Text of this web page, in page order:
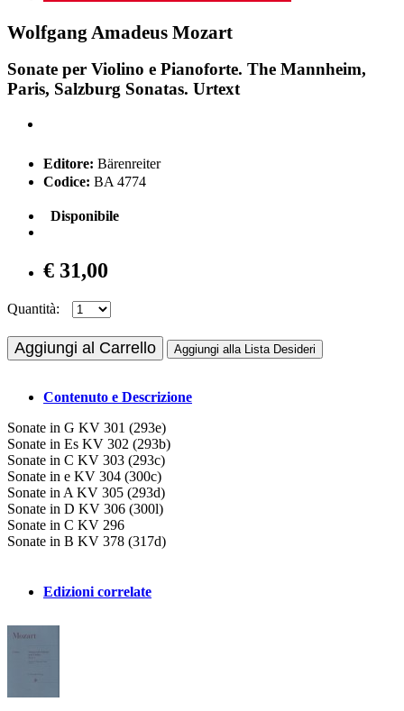
Wolfgang Amadeus Mozart
Sonate per Violino e Pianoforte. The Mannheim,
Paris, Salzburg Sonatas. Urtext
Editore: Bärenreiter
Codice: BA 4774
Disponibile
€ 31,00
Quantità:
Aggiungi al Carrello Aggiungi alla Lista Desideri
Contenuto e Descrizione
Sonate in G KV 301 (293e)
Sonate in Es KV 302 (293b)
Sonate in C KV 303 (293c)
Sonate in e KV 304 (300c)
Sonate in A KV 305 (293d)
Sonate in D KV 306 (300l)
Sonate in C KV 296
Sonate in B KV 378 (317d)
Edizioni correlate